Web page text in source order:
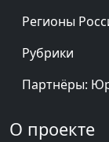
Регионы
Рубрики
Партнёры:
О проекте